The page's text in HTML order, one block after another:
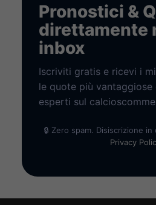
Pronostici &
direttamente
inbox
Iscriviti gratis e ricevi i
le quote più vantaggiose
esperti sul
🔒 Zero spam. Disiscrizione
Privacy